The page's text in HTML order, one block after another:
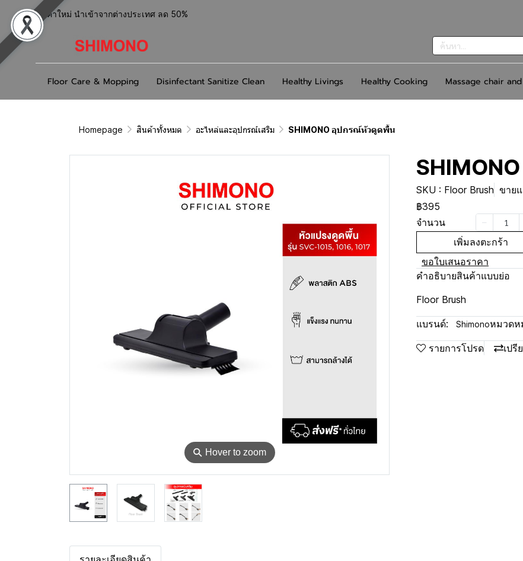
สินค้าใหม่ นำเข้าจากต่างประเทศ ลด 50%
Floor Care & Mopping Disinfectant Sanitize Clean Healthy Livings Healthy Cooking Massage chair
Homepage สินค้าทั้งหมด อะไหล่และอุปกรณ์เสริม SHIMONO อุปกรณ์หัวดูดพื้น
⚲ Hover to zoom
SKU : Floor Brush ขาย
฿395
จำนวน
เพิ่มลงตะกร้า
ขอใบเสนอราคา
คำอธิบายสินค้าแบบย่อ
Floor Brush
แบรนด์: Shimonoหมวดห
รายการโปรด เปรี